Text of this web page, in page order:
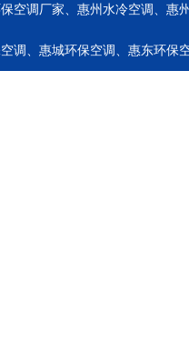
空调厂家、惠州水冷空调、惠
调、惠城环保空调、惠东环保